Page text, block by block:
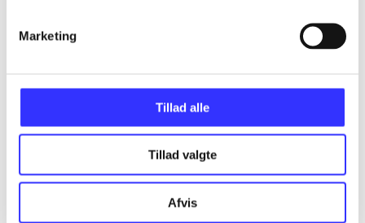
Marketing
Tillad alle
Tillad valgte
Afvis
...